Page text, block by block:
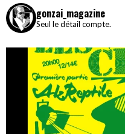
gonzai_magazine
Seul le détail compte.